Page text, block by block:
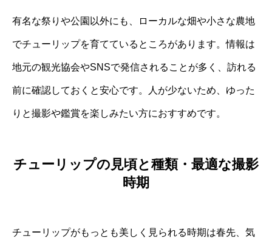
有名な祭りや公園以外にも、ローカルな畑や小さな農地
でチューリップを育てているところがあります。情報は
地元の観光協会やSNSで発信されることが多く、訪れる
前に確認しておくと安心です。人が少ないため、ゆった
りと撮影や鑑賞を楽しみたい方におすすめです。
チューリップの見頃と種類・最適な撮影
時期
チューリップがもっとも美しく見られる時期は春先、気